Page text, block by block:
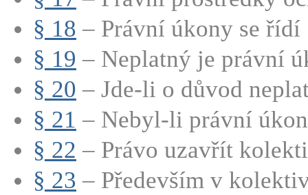
§ 18 – Právní úkony se řídí
§ 19 – Neplatný je právní
§ 20 – Jde-li o důvod
§ 21 – Nebyl-li právní
§ 22 – Právo uzavřít
§ 23 – Především v